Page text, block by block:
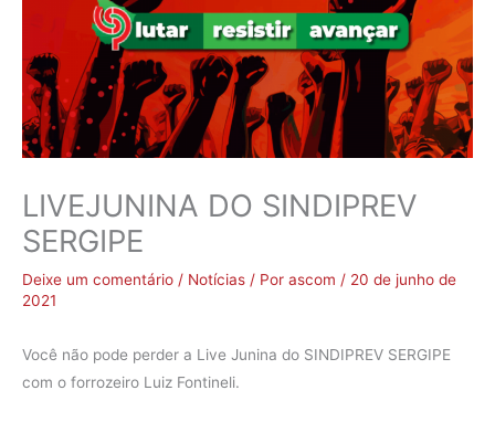
LIVEJUNINA DO SINDIPREV
SERGIPE
Deixe um comentário / Notícias / Por ascom / 20 de junho de
2021
Você não pode perder a Live Junina do SINDIPREV SERGIPE
com o forrozeiro Luiz Fontineli.